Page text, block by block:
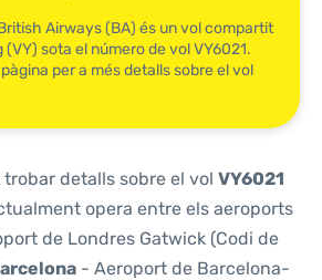
Airways (BA) és un vol compartit
sota el número de vol VY6021.
per a més detalls sobre el vol
detalls sobre el vol VY6021
opera entre els aeroports
de Londres Gatwick (Codi de
- Aeroport de Barcelona-